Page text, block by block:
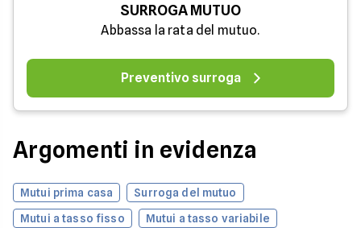
SURROGA MUTUO
Abbassa la rata del mutuo.
Preventivo surroga
Argomenti in evidenza
Mutui prima casa
Surroga del mutuo
Mutui a tasso fisso
Mutui a tasso variabile